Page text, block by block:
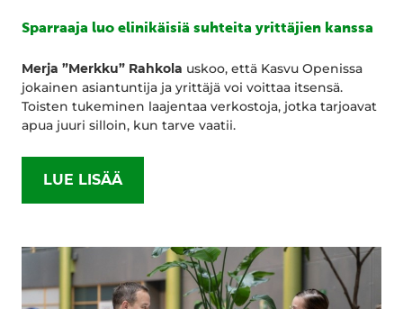
Sparraaja luo elinikäisiä suhteita yrittäjien kanssa
Merja ”Merkku” Rahkola uskoo, että Kasvu Openissa
jokainen asiantuntija ja yrittäjä voi voittaa itsensä.
Toisten tukeminen laajentaa verkostoja, jotka tarjoavat
apua juuri silloin, kun tarve vaatii.
LUE LISÄÄ